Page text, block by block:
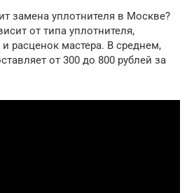
замена уплотнителя в Москве?
от типа уплотнителя,
расценок мастера. В среднем,
от 300 до 800 рублей за